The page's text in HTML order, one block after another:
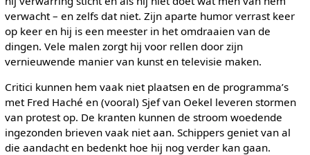
verwacht – en zelfs dat niet. Zijn aparte humor verrast keer
op keer en hij is een meester in het omdraaien van de
dingen. Vele malen zorgt hij voor rellen door zijn
vernieuwende manier van kunst en televisie maken.
Critici kunnen hem vaak niet plaatsen en de programma’s
met Fred Haché en (vooral) Sjef van Oekel leveren stormen
van protest op. De kranten kunnen de stroom woedende
ingezonden brieven vaak niet aan. Schippers geniet van al
die aandacht en bedenkt hoe hij nog verder kan gaan.